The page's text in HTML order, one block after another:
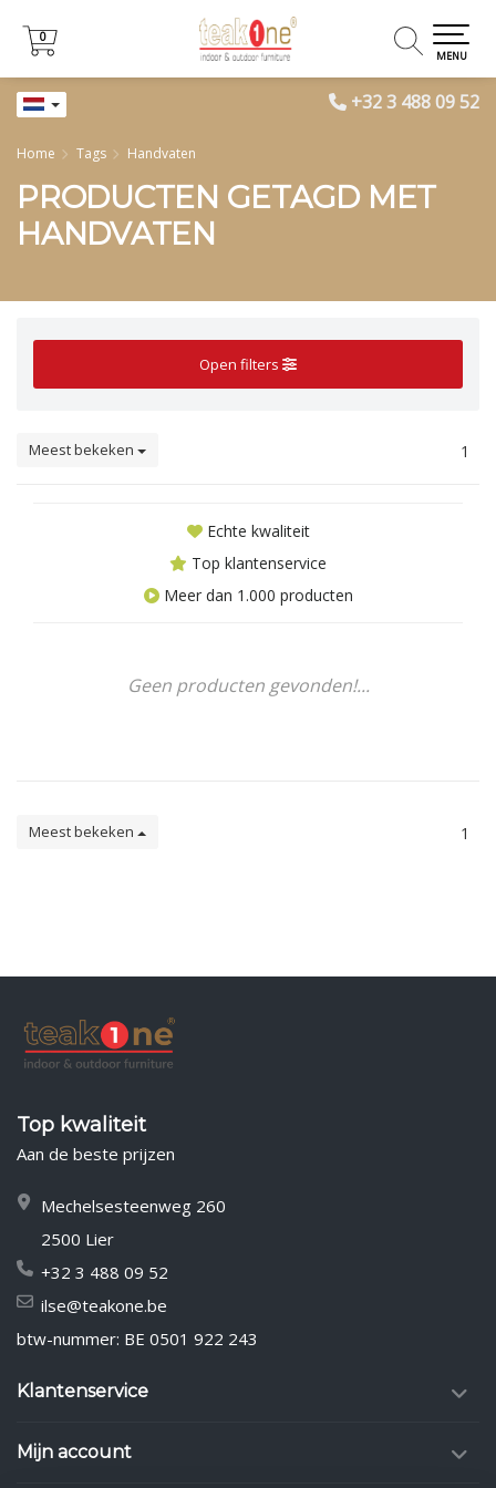
+32 3 488 09 52
0
0
MENU
Home Tags Handvaten
PRODUCTEN GETAGD MET
HANDVATEN
Open filters
Meest bekeken 1
Echte kwaliteit
Top klantenservice
Meer dan 1.000 producten
Geen producten gevonden!...
Meest bekeken 1
Top kwaliteit
Aan de beste prijzen
Mechelsesteenweg 260
2500 Lier
+32 3 488 09 52
ilse@teakone.be
btw-nummer: BE 0501 922 243
Klantenservice
Mijn account